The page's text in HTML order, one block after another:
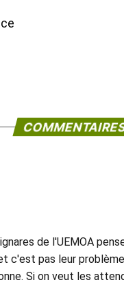
de l'UEMOA
c'est pas leur
Si on veut les